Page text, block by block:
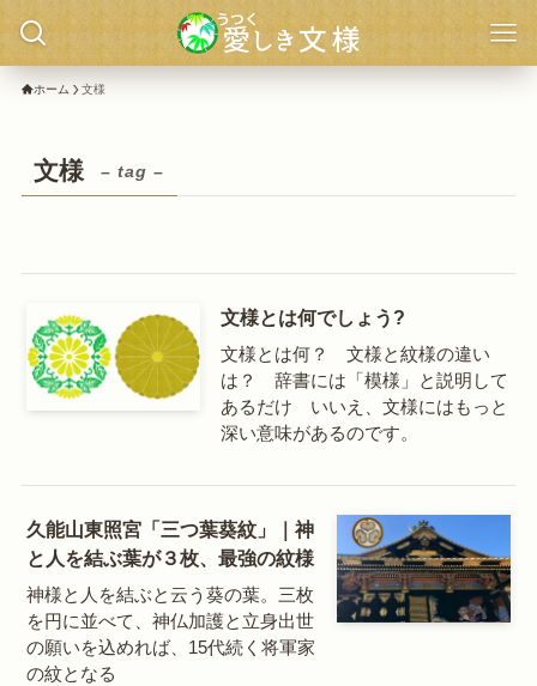
ホーム 文様
文様 – tag –
文様とは何でしょう?
文様とは何？ 文様と紋様の違い
は？ 辞書には「模様」と説明して
あるだけ いいえ、文様にはもっと
深い意味があるのです。
久能山東照宮「三つ葉葵紋」｜神
と人を結ぶ葉が３枚、最強の紋様
神様と人を結ぶと云う葵の葉。三枚
を円に並べて、神仏加護と立身出世
の願いを込めれば、15代続く将軍家
の紋となる